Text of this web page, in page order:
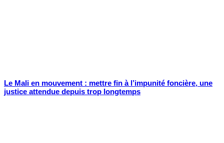
Le Mali en mouvement : mettre fin à l’impunité foncière, une
justice attendue depuis trop longtemps